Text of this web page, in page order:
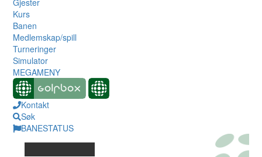
Gjester
Kurs
Banen
Medlemskap/spill
Turneringer
Simulator
MEGAMENY
Kontakt
Søk
BANESTATUS